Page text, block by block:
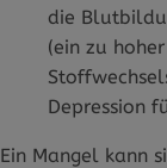
die
(ein zu
Depression
Ein Mangel kann